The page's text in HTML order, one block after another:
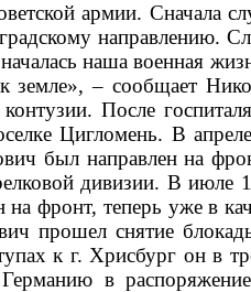
армии. Сначала
направлению.
наша военная
земле», ‒ сообщает
После
Цигломень. В
был направлен на
дивизии. В июле
фронт, теперь уже в
прошел снятие
к г. Хрисбург он в
в